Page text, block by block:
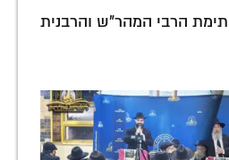
הרבי המהר"ש והרבנית